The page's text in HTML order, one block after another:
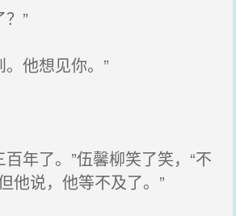
”
他想见你。”
年了。”伍馨柳笑了笑，“不
他说，他等不及了。”